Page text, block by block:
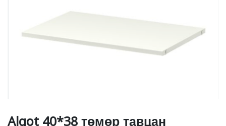
Algot 40*38 төмөр тавцан